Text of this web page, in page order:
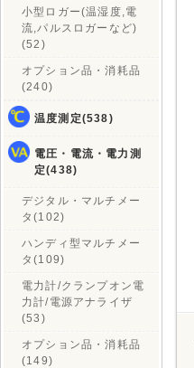
小型ロガー(温湿度,電
流,パルスロガーなど)
(52)
オプション品・消耗品
(240)
温度測定(538)
電圧・電流・電力測
定(438)
デジタル・マルチメー
タ(102)
ハンディ型マルチメー
タ(109)
電力計/クランプオン電
力計/電源アナライザ
(53)
オプション品・消耗品
(149)